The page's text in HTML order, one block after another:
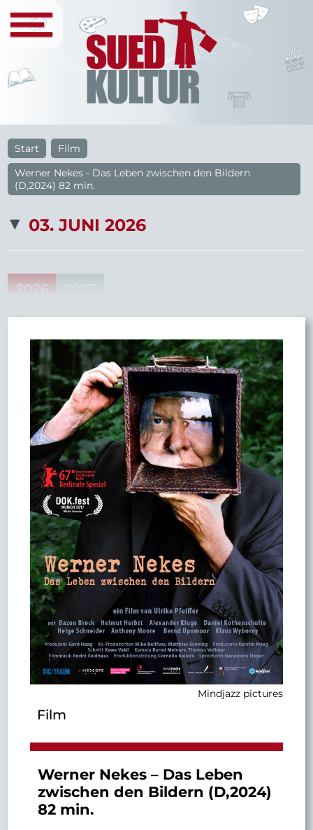
Start
Film
Werner Nekes - Das Leben zwischen den Bildern
(D,2024) 82 min.
03. JUNI 2026
2026
Aug Sep Okt Nov Dez
Mindjazz pictures
Film
Werner Nekes – Das Leben
zwischen den Bildern (D,2024)
82 min.